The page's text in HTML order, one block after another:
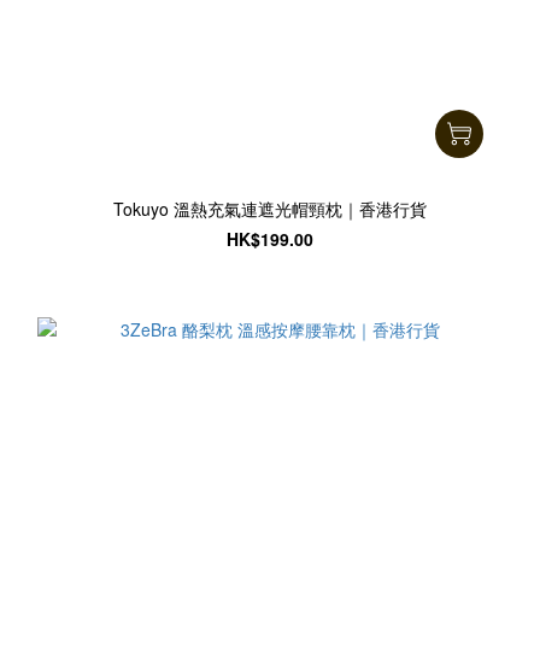
Tokuyo 溫熱充氣連遮光帽頸枕｜香港行貨
HK$199.00